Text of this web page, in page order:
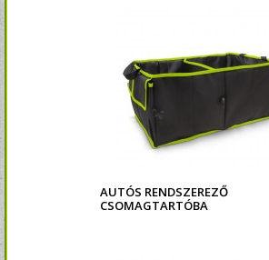
AUTÓS RENDSZEREZŐ
CSOMAGTARTÓBA